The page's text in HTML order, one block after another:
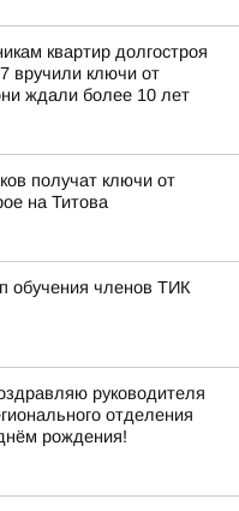
квартир долгостроя
вручили ключи от
ждали более 10 лет
получат ключи от
на Титова
обучения членов ТИК
руководителя
отделения
рождения!